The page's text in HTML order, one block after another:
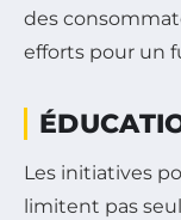
des
efforts pour un
Les initiatives
limitent pas